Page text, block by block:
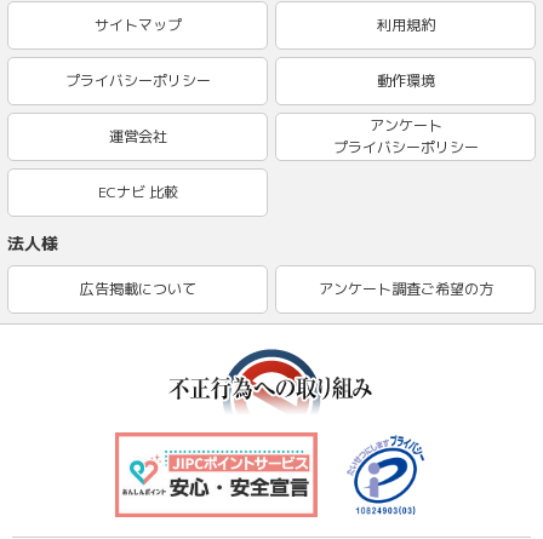
サイトマップ 利用規約
プライバシーポリシー 動作環境
運営会社
アンケート
プライバシーポリシー
ECナビ 比較
法人様
広告掲載について アンケート調査ご希望の方